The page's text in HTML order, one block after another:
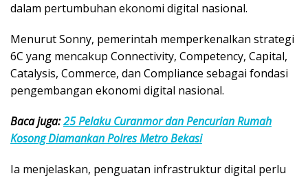
dalam pertumbuhan ekonomi digital nasional.
Menurut Sonny, pemerintah memperkenalkan strategi
6C yang mencakup Connectivity, Competency, Capital,
Catalysis, Commerce, dan Compliance sebagai fondasi
pengembangan ekonomi digital nasional.
Baca juga:25 Pelaku Curanmor dan Pencurian Rumah
Kosong Diamankan Polres Metro Bekasi
Ia menjelaskan, penguatan infrastruktur digital perlu